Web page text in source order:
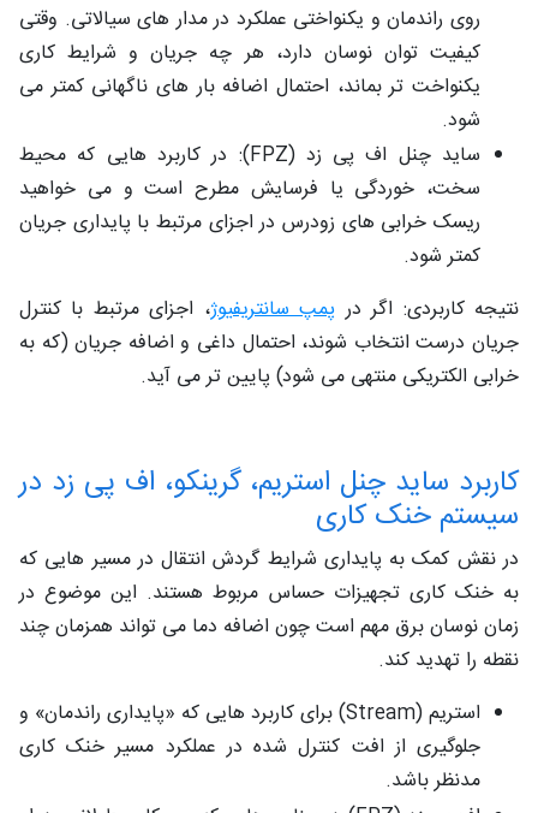
روی راندمان و یکنواختی عملکرد در مدار های سیالاتی. وقتی
کیفیت توان نوسان دارد، هر چه جریان و شرایط کاری
یکنواخت‌ تر بماند، احتمال اضافه‌ بار های ناگهانی کمتر می
‌شود.
ساید چنل اف ‌پی‌ زد (FPZ): در کاربرد هایی که محیط
سخت، خوردگی یا فرسایش مطرح است و می ‌خواهید
ریسک خرابی‌ های زودرس در اجزای مرتبط با پایداری جریان
کمتر شود.
نتیجه کاربردی: اگر در پمپ سانتریفیوژ، اجزای مرتبط با کنترل
جریان درست انتخاب شوند، احتمال داغی و اضافه ‌جریان (که به
خرابی الکتریکی منتهی می ‌شود) پایین ‌تر می ‌آید.
کاربرد ساید چنل استریم، گرینکو، اف پی زد در
سیستم خنک ‌کاری
در نقش کمک به پایداری شرایط گردش انتقال در مسیر هایی که
به خنک‌ کاری تجهیزات حساس مربوط هستند. این موضوع در
زمان نوسان برق مهم است چون اضافه ‌دما می ‌تواند همزمان چند
نقطه را تهدید کند.
استریم (Stream) برای کاربرد هایی که «پایداری راندمان» و
جلوگیری از افت کنترل‌ شده در عملکرد مسیر خنک‌ کاری
مدنظر باشد.